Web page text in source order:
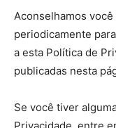
Aconselhamos
periodicamente
a esta Política de
publicadas nesta
Se você tiver